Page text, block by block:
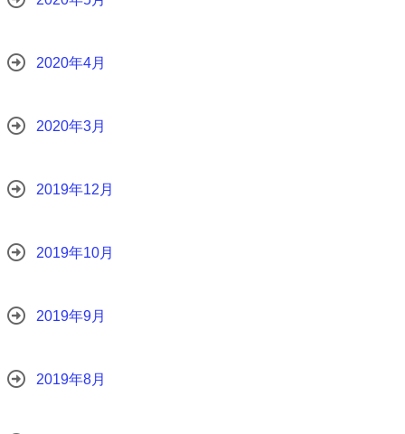
2020年4月
2020年3月
2019年12月
2019年10月
2019年9月
2019年8月